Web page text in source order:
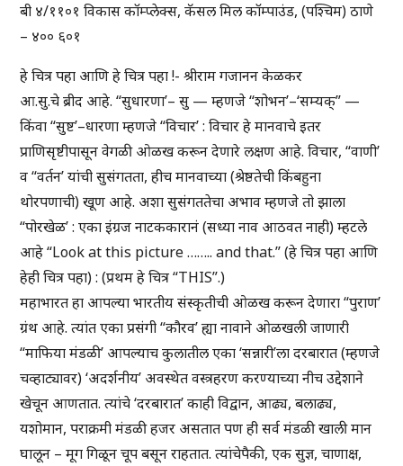
बी ४/११०१ विकास कॉम्प्लेक्स, कॅसल मिल कॉम्पाउंड, (पश्चिम) ठाणे
– ४०० ६०१
हे चित्र पहा आणि हे चित्र पहा !- श्रीराम गजानन केळकर
आ.सु.चे ब्रीद आहे. “सुधारणा’– सु — म्हणजे “शोभन’–‘सम्यक्” —
किंवा “सुष्ट’–धारणा म्हणजे “विचार’ : विचार हे मानवाचे इतर
प्राणिसृष्टीपासून वेगळी ओळख करून देणारे लक्षण आहे. विचार, “वाणी’
व “वर्तन’ यांची सुसंगतता, हीच मानवाच्या (श्रेष्ठतेची किंबहुना
थोरपणाची) खूण आहे. अशा सुसंगततेचा अभाव म्हणजे तो झाला
“पोरखेळ’ : एका इंग्रज नाटककारानं (सध्या नाव आठवत नाही) म्हटले
आहे “Look at this picture …….. and that.” (हे चित्र पहा आणि
हेही चित्र पहा) : (प्रथम हे चित्र “THIS”.)
महाभारत हा आपल्या भारतीय संस्कृतीची ओळख करून देणारा “पुराण’
ग्रंथ आहे. त्यांत एका प्रसंगी “कौरव’ ह्या नावाने ओळखली जाणारी
“माफिया मंडळी’ आपल्याच कुलातील एका ‘सन्नारी’ला दरबारात (म्हणजे
चव्हाट्यावर) ‘अदर्शनीय’ अवस्थेत वस्त्रहरण करण्याच्या नीच उद्देशाने
खेचून आणतात. त्यांचे ‘दरबारात’ काही विद्वान, आढ्य, बलाढ्य,
यशोमान, पराक्रमी मंडळी हजर असतात पण ही सर्व मंडळी खाली मान
घालून – मूग गिळून चूप बसून राहतात. त्यांचेपैकी, एक सुज्ञ, चाणाक्ष,